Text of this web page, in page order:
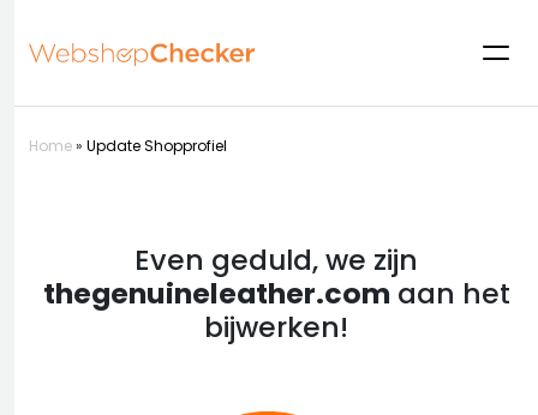
Home» Update Shopprofiel
Even geduld, we zijn
thegenuineleather.com aan het
bijwerken!